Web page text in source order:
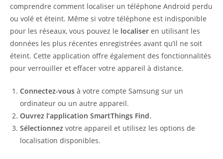
comprendre comment localiser un téléphone Android perdu
ou volé et éteint. Même si votre téléphone est indisponible
pour les réseaux, vous pouvez le localiser en utilisant les
données les plus récentes enregistrées avant qu’il ne soit
éteint. Cette application offre également des fonctionnalités
pour verrouiller et effacer votre appareil à distance.
Connectez-vous à votre compte Samsung sur un
ordinateur ou un autre appareil.
Ouvrez l’application SmartThings Find.
Sélectionnez votre appareil et utilisez les options de
localisation disponibles.